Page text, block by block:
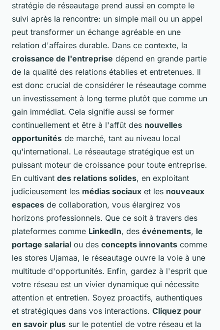
stratégie de réseautage prend aussi en compte le
suivi après la rencontre: un simple mail ou un appel
peut transformer un échange agréable en une
relation d'affaires durable. Dans ce contexte, la
croissance de l'entreprise dépend en grande partie
de la qualité des relations établies et entretenues. Il
est donc crucial de considérer le réseautage comme
un investissement à long terme plutôt que comme un
gain immédiat. Cela signifie aussi se former
continuellement et être à l'affût des nouvelles
opportunités de marché, tant au niveau local
qu'international. Le réseautage stratégique est un
puissant moteur de croissance pour toute entreprise.
En cultivant des relations solides, en exploitant
judicieusement les médias sociaux et les nouveaux
espaces de collaboration, vous élargirez vos
horizons professionnels. Que ce soit à travers des
plateformes comme LinkedIn, des événements, le
portage salarial ou des concepts innovants comme
les stores Ujamaa, le réseautage ouvre la voie à une
multitude d'opportunités. Enfin, gardez à l'esprit que
votre réseau est un vivier dynamique qui nécessite
attention et entretien. Soyez proactifs, authentiques
et stratégiques dans vos interactions. Cliquez pour
en savoir plus sur le potentiel de votre réseau et la